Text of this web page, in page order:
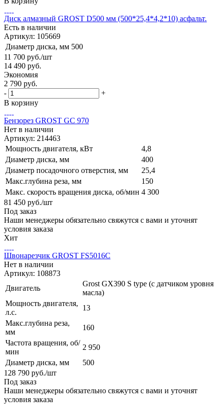
Диск алмазный GROST D500 мм (500*25,4*4,2*10) асфальт.
Есть в наличии
Артикул: 105669
Диаметр диска, мм 500
11 700 руб./шт
14 490 руб.
Экономия
2 790 руб.
-
+
В корзину
Бензорез GROST GC 970
Нет в наличии
Артикул: 214463
Мощность двигателя, кВт
4,8
Диаметр диска, мм
400
Диаметр посадочного отверстия, мм
25,4
Макс.глубина реза, мм
150
Макс. скорость вращения диска, об/мин 4 300
81 450 руб./шт
Под заказ
Наши менеджеры обязательно свяжутся с вами и уточнят
условия заказа
Хит
Швонарезчик GROST FS5016C
Нет в наличии
Артикул: 108873
Двигатель
Grost GX390 S type (с датчиком уровня
масла)
Мощность двигателя,
л.с.
13
Макс.глубина реза,
мм
160
Частота вращения, об/
мин
2 950
Диаметр диска, мм
500
128 790 руб./шт
Под заказ
Наши менеджеры обязательно свяжутся с вами и уточнят
условия заказа